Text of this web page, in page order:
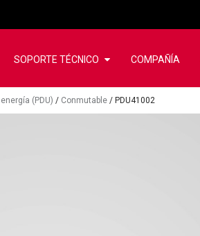
SOPORTE TÉCNICO COMPAÑÍA
(PDU) / Conmutable / PDU41002